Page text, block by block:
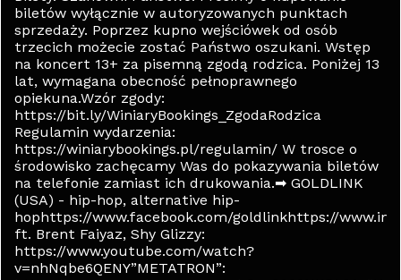
biletów wyłącznie w autoryzowanych punktach
sprzedaży. Poprzez kupno wejściówek od osób
trzecich możecie zostać Państwo oszukani. Wstęp
na koncert 13+ za pisemną zgodą rodzica. Poniżej 13
lat, wymagana obecność pełnoprawnego
opiekuna.Wzór zgody:
https://bit.ly/WiniaryBookings_ZgodaRodzica
Regulamin wydarzenia:
https://winiarybookings.pl/regulamin/ W trosce o
środowisko zachęcamy Was do pokazywania biletów
na telefonie zamiast ich drukowania.➡ GOLDLINK
(USA) - hip-hop, alternative hip-
hophttps://www.facebook.com/goldlinkhttps://
ft. Brent Faiyaz, Shy Glizzy:
https://www.youtube.com/watch?
v=nhNqbe6QENY”METATRON”: